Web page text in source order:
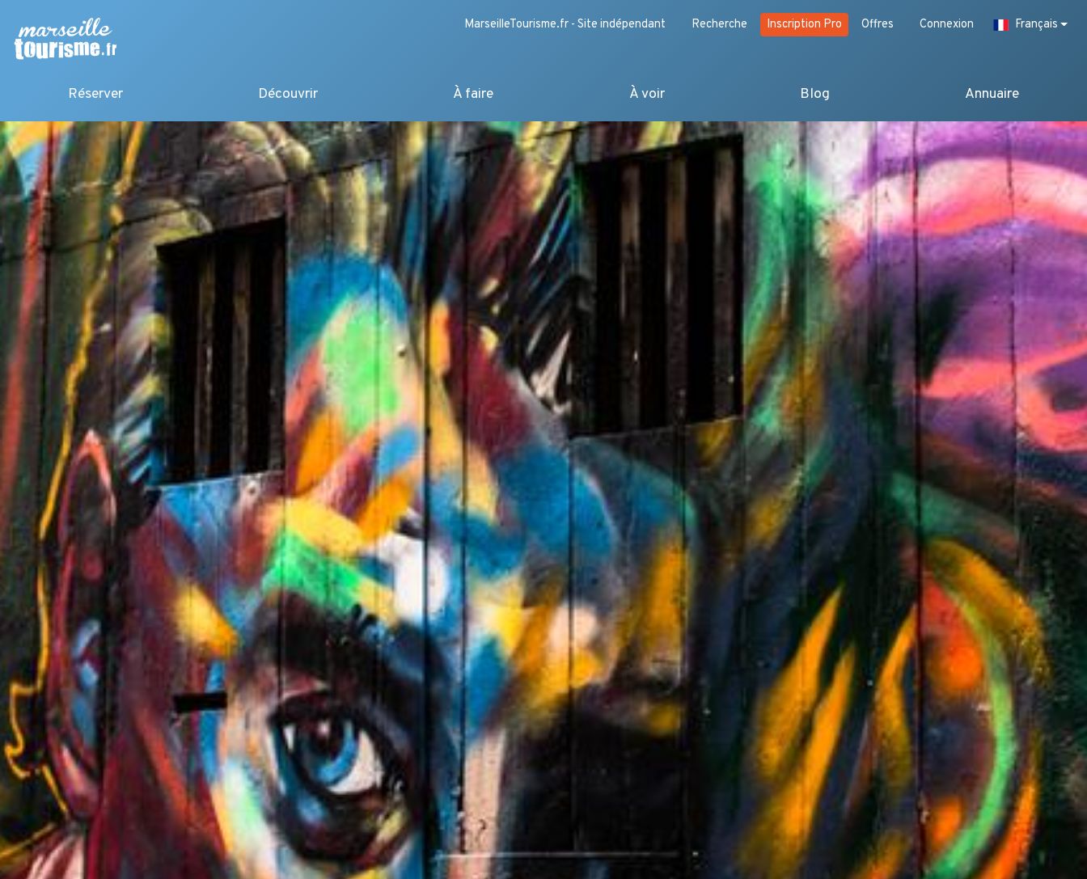
MarseilleTourisme.fr - Site indépendant Recherche Inscription Pro Offres Connexion Français
Réserver Découvrir À faire À voir Blog Annuaire